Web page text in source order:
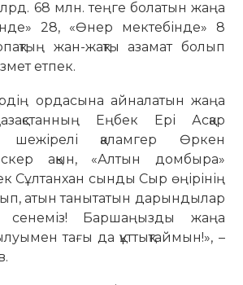
68 млн. теңге болатын жаңа
28, «Өнер мектебінде» 8
жан-жақты азамат болып
етпек.
ордасына айналатын жаңа
Еңбек Ері Асқар
шежірелі қаламгер Өркен
ақын, «Алтын домбыра»
Сұлтанхан сынды Сыр өңірінің
атын танытатын дарындылар
Баршаңызды жаңа
тағы да құттықтаймын!», –